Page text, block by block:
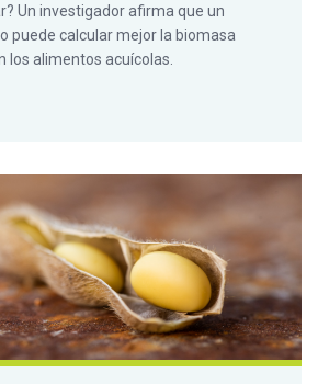
Un investigador afirma que un
puede calcular mejor la biomasa
los alimentos acuícolas.
una proteína unicelular de las